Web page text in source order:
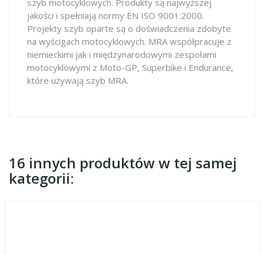
jakości i spełniają normy EN ISO 9001:2000.
Projekty szyb oparte są o doświadczenia zdobyte
na wyścigach motocyklowych. MRA współpracuje z
niemieckimi jak i międzynarodowymi zespołami
motocyklowymi z Moto-GP, Superbike i Endurance,
które używają szyb MRA.
16 innych produktów w tej samej
kategorii: